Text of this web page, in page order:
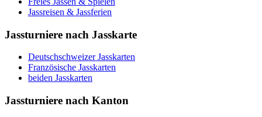
Jassreisen & Jassferien
Jassturniere nach Jasskarte
Deutschschweizer Jasskarten
Französische Jasskarten
beiden Jasskarten
Jassturniere nach Kanton